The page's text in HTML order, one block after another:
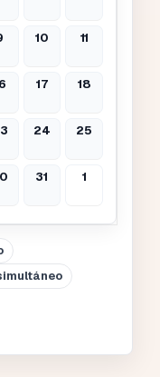
10 11
17 18
24 25
31 1